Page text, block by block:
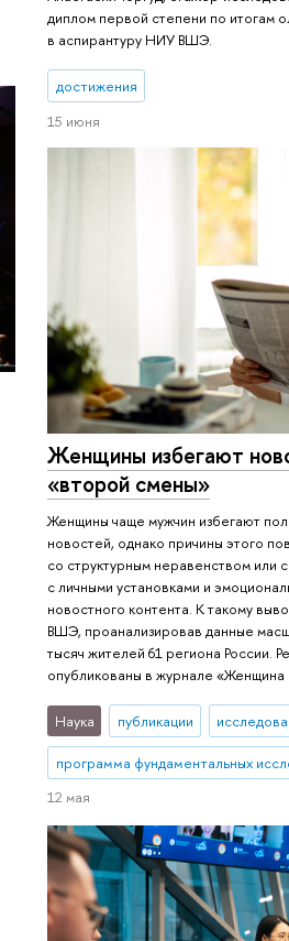
диплом первой степени по итогам
в аспирантуру НИУ ВШЭ.
достижения
15 июня
Женщины избегают
«второй смены»
Женщины чаще мужчин избегают
новостей, однако причины этого
со структурным неравенством или
с личными установками и
новостного контента. К такому
ВШЭ, проанализировав данные
тысяч жителей 61 региона России.
опубликованы в журнале
Наука публикации
программа фундаментальных
12 мая